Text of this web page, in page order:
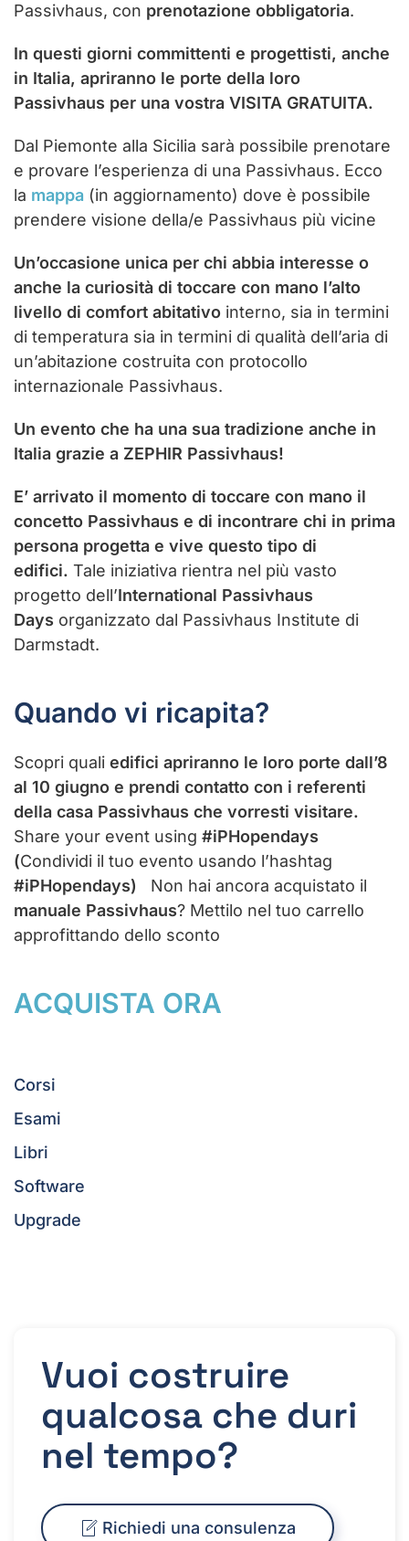
Passivhaus, con prenotazione obbligatoria.
In questi giorni committenti e progettisti, anche
in Italia, apriranno le porte della loro
Passivhaus per una vostra VISITA GRATUITA.
Dal Piemonte alla Sicilia sarà possibile prenotare
e provare l’esperienza di una Passivhaus. Ecco
la mappa (in aggiornamento) dove è possibile
prendere visione della/e Passivhaus più vicine
Un’occasione unica per chi abbia interesse o
anche la curiosità di toccare con mano l’alto
livello di comfort abitativo interno, sia in termini
di temperatura sia in termini di qualità dell’aria di
un’abitazione costruita con protocollo
internazionale Passivhaus.
Un evento che ha una sua tradizione anche in
Italia grazie a ZEPHIR Passivhaus!
E’ arrivato il momento di toccare con mano il
concetto Passivhaus e di incontrare chi in prima
persona progetta e vive questo tipo di
edifici. Tale iniziativa rientra nel più vasto
progetto dell’International Passivhaus
Days organizzato dal Passivhaus Institute di
Darmstadt.
Quando vi ricapita?
Scopri quali edifici apriranno le loro porte dall’8
al 10 giugno e prendi contatto con i referenti
della casa Passivhaus che vorresti visitare.
Share your event using #iPHopendays
(Condividi il tuo evento usando l’hashtag
#iPHopendays) Non hai ancora acquistato il
manuale Passivhaus? Mettilo nel tuo carrello
approfittando dello sconto
ACQUISTA ORA
Corsi
Esami
Libri
Software
Upgrade
Vuoi costruire
qualcosa che duri
nel tempo?
Richiedi una consulenza